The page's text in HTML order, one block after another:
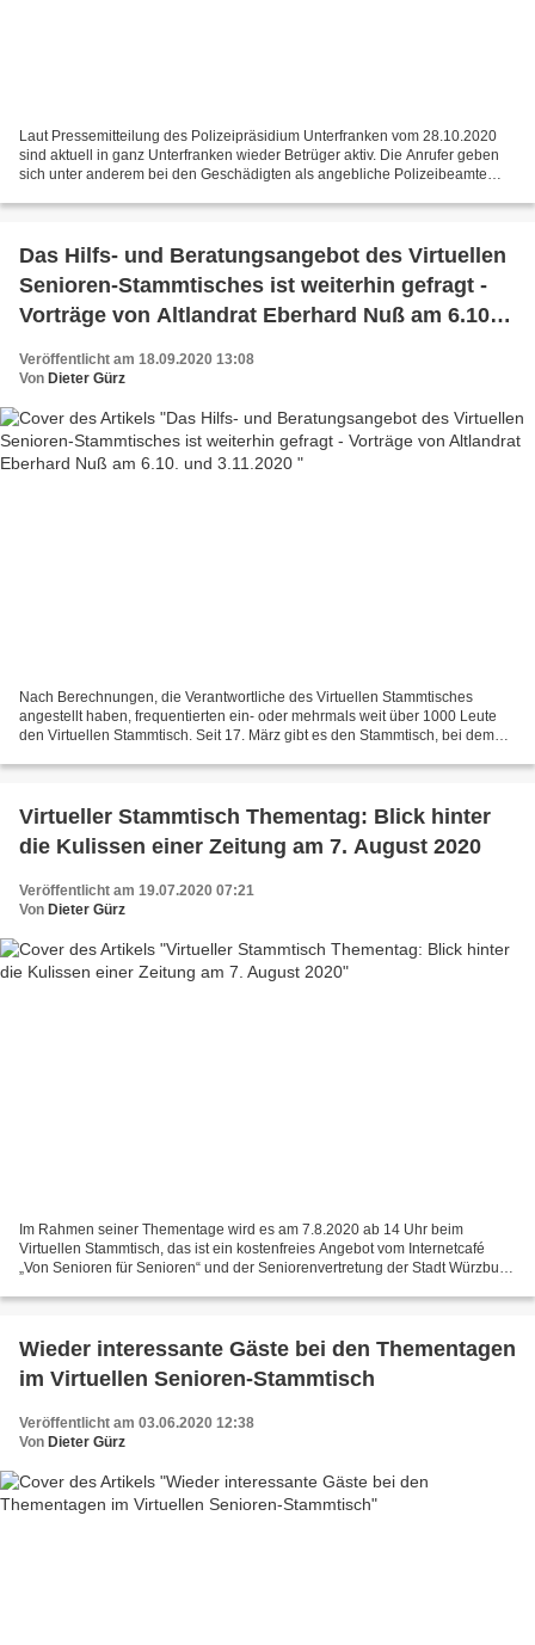
Laut Pressemitteilung des Polizeipräsidium Unterfranken vom 28.10.2020
sind aktuell in ganz Unterfranken wieder Betrüger aktiv. Die Anrufer geben
sich unter anderem bei den Geschädigten als angebliche Polizeibeamte
Das Hilfs- und Beratungsangebot des Virtuellen
Senioren-Stammtisches ist weiterhin gefragt -
Vorträge von Altlandrat Eberhard Nuß am 6.10.
Veröffentlicht am 18.09.2020 13:08
Von Dieter Gürz
Nach Berechnungen, die Verantwortliche des Virtuellen Stammtisches
angestellt haben, frequentierten ein- oder mehrmals weit über 1000 Leute
den Virtuellen Stammtisch. Seit 17. März gibt es den Stammtisch, bei dem
Virtueller Stammtisch Thementag: Blick hinter
die Kulissen einer Zeitung am 7. August 2020
Veröffentlicht am 19.07.2020 07:21
Von Dieter Gürz
Im Rahmen seiner Thementage wird es am 7.8.2020 ab 14 Uhr beim
Virtuellen Stammtisch, das ist ein kostenfreies Angebot vom Internetcafé
„Von Senioren für Senioren“ und der Seniorenvertretung der Stadt Würzburg,
Wieder interessante Gäste bei den Thementagen
im Virtuellen Senioren-Stammtisch
Veröffentlicht am 03.06.2020 12:38
Von Dieter Gürz